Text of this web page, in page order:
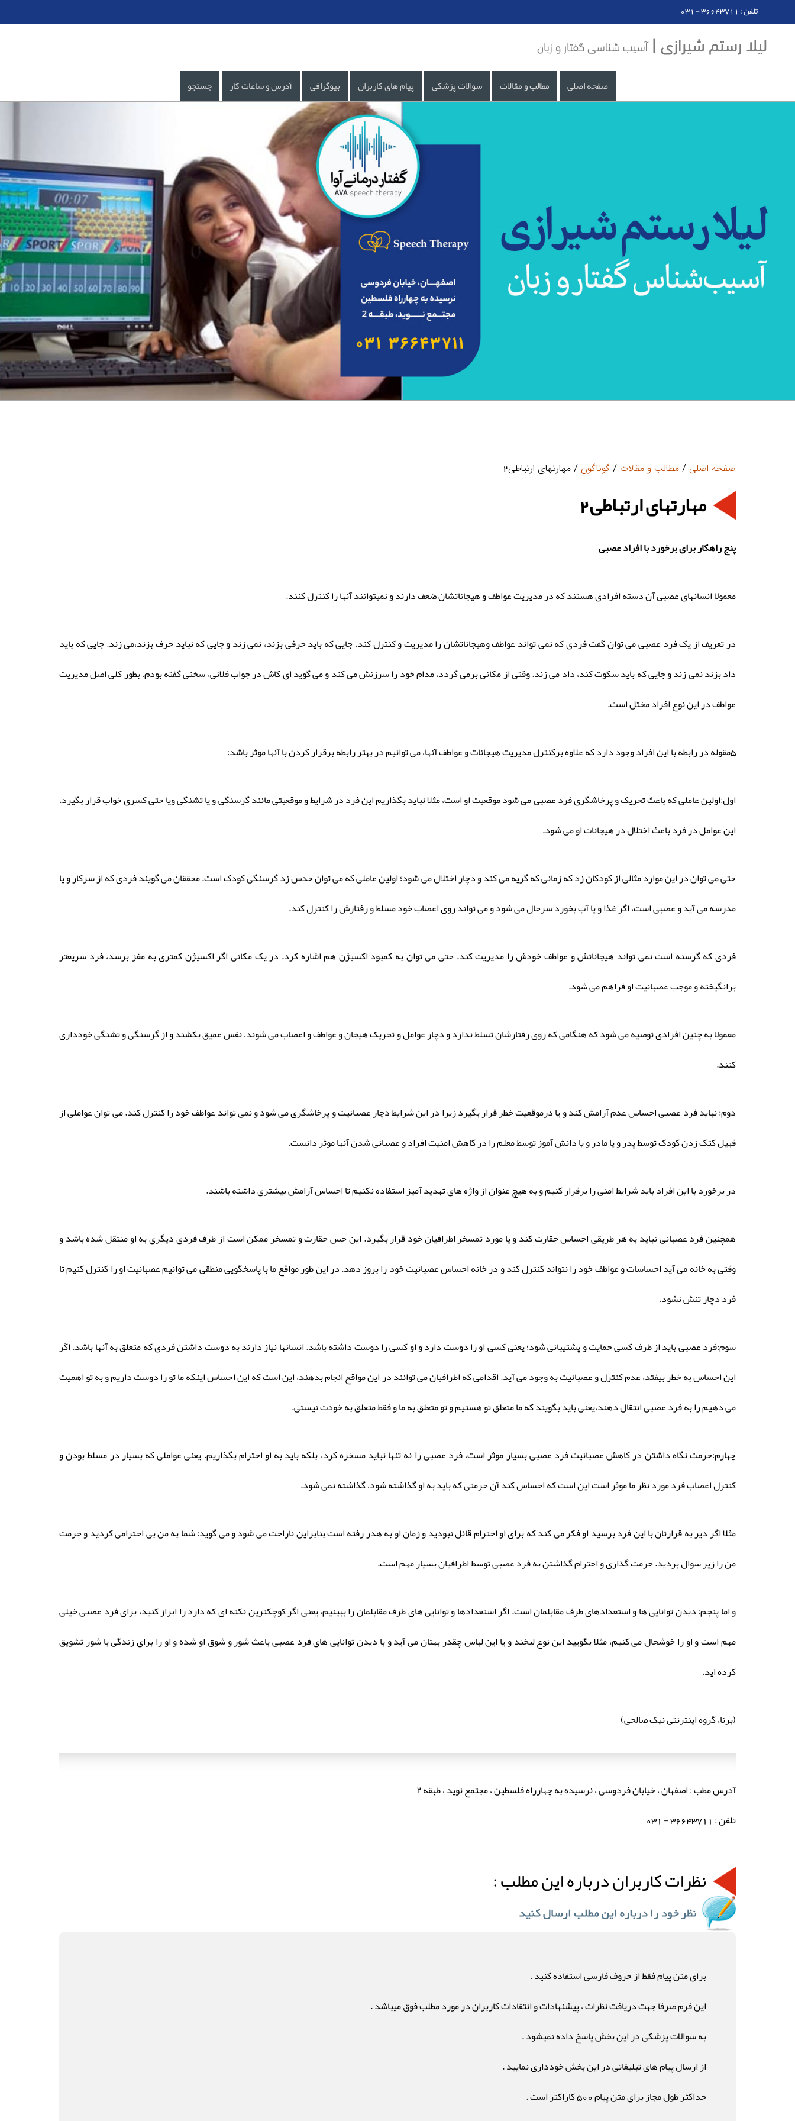
031 - تلفن : 36643711
صفحه اصلی مطالب و مقالات سوالات پزشکی پیام های کاربران بیوگرافی آدرس و ساعات کار جستجو
صفحه اصلی / مطالب و مقالات / گوناگون / مهارتهای ارتباطی2
مهارتهای ارتباطی2
پنج راهکار برای برخورد با افراد عصبی
معمولا انسانهای عصبی آن دسته افرادی هستند که در مدیریت عواطف و هیجاناتشان ضعف دارند و نمیتوانند آنها را کنترل کنند.
در تعریف از یک فرد عصبی می توان گفت فردی که نمی تواند عواطف وهیجاناتشان را مدیریت و کنترل کند. جایی که باید حرفی بزند، نمی زند و جایی که نباید حرف بزند،می زند. جایی که باید
داد بزند نمی زند و جایی که باید سکوت کند، داد می زند. وقتی از مکانی برمی گردد، مدام خود را سرزنش می کند و می گوید ای کاش در جواب فلانی، سخنی گفته بودم. بطور کلی اصل مدیریت
عواطف در این نوع افراد مختل است.
5مقوله در رابطه با این افراد وجود دارد که علاوه برکنترل مدیریت هیجانات و عواطف آنها، می توانیم در بهتر رابطه برقرار کردن با آنها موثر باشد:
اول:اولین عاملی که باعث تحریک و پرخاشگری فرد عصبی می شود موقعیت او است، مثلا نباید بگذاریم این فرد در شرایط و موقعیتی مانند گرسنگی و یا تشنگی ویا حتی کسری خواب قرار بگیرد.
این عوامل در فرد باعث اختلال در هیجانات او می شود.
حتی می توان در این موارد مثالی از کودکان زد که زمانی که گریه می کند و دچار اختلال می شود؛ اولین عاملی که می توان حدس زد گرسنگی کودک است. محققان می گویند فردی که از سرکار و یا
مدرسه می آید و عصبی است، اگر غذا و یا آب بخورد سرحال می شود و می تواند روی اعصاب خود مسلط و رفتارش را کنترل کند.
فردی که گرسنه است نمی تواند هیجاناتش و عواطف خودش را مدیریت کند. حتی می توان به کمبود اکسیژن هم اشاره کرد. در یک مکانی اگر اکسیژن کمتری به مغز برسد، فرد سریعتر
برانگیخته و موجب عصبانیت او فراهم می شود.
معمولا به چنین افرادی توصیه می شود که هنگامی که روی رفتارشان تسلط ندارد و دچار عوامل و تحریک هیجان و عواطف و اعصاب می شوند، نفس عمیق بکشند و از گرسنگی و تشنگی خودداری
کنند.
دوم: نباید فرد عصبی احساس عدم آرامش کند و یا درموقعیت خطر قرار بگیرد زیرا در این شرایط دچار عصبانیت و پرخاشگری می شود و نمی تواند عواطف خود را کنترل کند. می توان عواملی از
قبیل کتک زدن کودک توسط پدر و یا مادر و یا دانش آموز توسط معلم را در کاهش امنیت افراد و عصبانی شدن آنها موثر دانست.
در برخورد با این افراد باید شرایط امنی را برقرار کنیم و به هیچ عنوان از واژه های تهدید آمیز استفاده نکنیم تا احساس آرامش بیشتری داشته باشند.
همچنین فرد عصبانی نباید به هر طریقی احساس حقارت کند و یا مورد تمسخر اطرافیان خود قرار بگیرد. این حس حقارت و تمسخر ممکن است از طرف فردی دیگری به او منتقل شده باشد و
وقتی به خانه می آید احساسات و عواطف خود را نتواند کنترل کند و در خانه احساس عصبانیت خود را بروز دهد. در این طور مواقع ما با پاسخگویی منطقی می توانیم عصبانیت او را کنترل کنیم تا
فرد دچار تنش نشود.
سوم:فرد عصبی باید از طرف کسی حمایت و پشتیبانی شود؛ یعنی کسی او را دوست دارد و او کسی را دوست داشته باشد. انسانها نیاز دارند به دوست داشتن فردی که متعلق به آنها باشد. اگر
این احساس به خطر بیفتد، عدم کنترل و عصبانیت به وجود می آید. اقدامی که اطرافیان می توانند در این مواقع انجام بدهند، این است که این احساس اینکه ما تو را دوست داریم و به تو اهمیت
می دهیم را به فرد عصبی انتقال دهند،یعنی باید بگویند که ما متعلق تو هستیم و تو متعلق به ما و فقط متعلق به خودت نیستی.
چهارم:حرمت نگاه داشتن در کاهش عصبانیت فرد عصبی بسیار موثر است، فرد عصبی را نه تنها نباید مسخره کرد، بلکه باید به او احترام بگذاریم. یعنی عواملی که بسیار در مسلط بودن و
کنترل اعصاب فرد مورد نظر ما موثر است این است که احساس کند آن حرمتی که باید به او گذاشته شود، گذاشته نمی شود.
مثلا اگر دیر به قرارتان با این فرد برسید او فکر می کند که برای او احترام قائل نبودید و زمان او به هدر رفته است بنابراین ناراحت می شود و می گوید: شما به من بی احترامی کردید و حرمت
من را زیر سوال بردید. حرمت گذاری و احترام گذاشتن به فرد عصبی توسط اطرافیان بسیار مهم است.
و اما پنجم: دیدن توانایی ها و استعدادهای طرف مقابلمان است. اگر استعدادها و توانایی های طرف مقابلمان را ببینیم، یعنی اگر کوچکترین نکته ای که دارد را ابراز کنید، برای فرد عصبی خیلی
مهم است و او را خوشحال می کنیم، مثلا بگویید این نوع لبخند و یا این لباس چقدر بهتان می آید و با دیدن توانایی های فرد عصبی باعث شور و شوق او شده و او را برای زندگی با شور تشویق
کرده اید.
(برنا، گروه اینترنتی نیک صالحی)
آدرس مطب : اصفهان ، خیابان فردوسی ، نرسیده به چهارراه فلسطین ، مجتمع نوید ، طبقه ۲
تلفن : 36643711 - 031
نظرات کاربران درباره این مطلب :
برای متن پیام فقط از حروف فارسی استفاده کنید .
این فرم صرفا جهت دریافت نظرات ، پیشنهادات و انتقادات کاربران در مورد مطلب فوق میباشد .
به سوالات پزشکی در این بخش پاسخ داده نمیشود .
از ارسال پیام های تبلیغاتی در این بخش خودداری نمایید .
حداکثر طول مجاز برای متن پیام 500 کاراکتر است .